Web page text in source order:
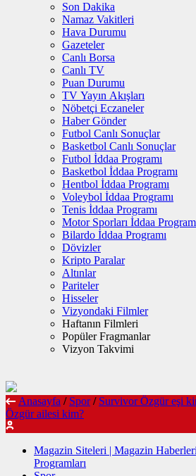
Son Dakika
Namaz Vakitleri
Hava Durumu
Gazeteler
Canlı Borsa
Canlı TV
Puan Durumu
TV Yayın Akışları
Nöbetçi Eczaneler
Haber Gönder
Futbol Canlı Sonuçlar
Basketbol Canlı Sonuçlar
Futbol İddaa Programı
Basketbol İddaa Programı
Hentbol İddaa Programı
Voleybol İddaa Programı
Tenis İddaa Programı
Motor Sporları İddaa
Bilardo İddaa Programı
Dövizler
Kripto Paralar
Altınlar
Pariteler
Hisseler
Vizyondaki Filmler
Haftanın Filmleri
Popüler Fragmanlar
Vizyon Takvimi
Anasayfa / Spor / Survivor Özgür eşi
Özgür ailesi kim?
Magazin Siteleri | Magazin
Programları